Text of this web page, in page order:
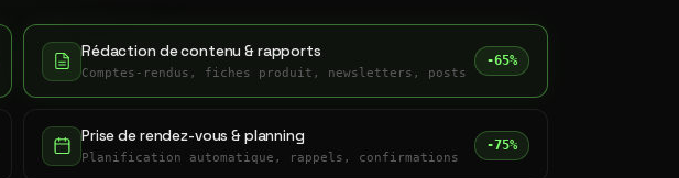
Rédaction de contenu & rapports
Comptes-rendus, fiches produit, newsletters, posts
-65%
Prise de rendez-vous & planning
Planification automatique, rappels, confirmations
-75%